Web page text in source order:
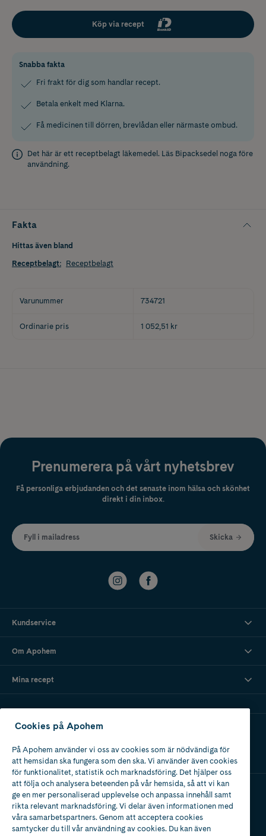
Köp via recept
Snabba fakta
Fri frakt för dig som handlar recept.
Betala enkelt med Klarna.
Få medicinen till dörren, brevlådan eller närmaste ombud.
Det här är ett receptbelagt läkemedel. Läs Bipacksedel noga före
användning.
Fakta
Hittas även bland
Receptbelagt: Receptbelagt
Varunummer 734721
Ordinarie pris 1 052,51 kr
Prenumerera på vårt nyhetsbrev
Få personliga erbjudanden och det senaste inom hälsa och skönhet
direkt i din inbox.
Fyll i mailadress Skicka
Kundservice
Om Apohem
Mina recept
Ladda ner vår app
Apotek med tillstånd
av Läkemedelsverket
Cookies på Apohem
På Apohem använder vi oss av cookies som är nödvändiga för
att hemsidan ska fungera som den ska. Vi använder även cookies
för funktionalitet, statistik och marknadsföring. Det hjälper oss
att följa och analysera beteenden på vår hemsida, så att vi kan
ge en mer personaliserad upplevelse och anpassa innehåll samt
rikta relevant marknadsföring. Vi delar även informationen med
våra samarbetspartners. Genom att acceptera cookies
samtycker du till vår användning av cookies. Du kan även